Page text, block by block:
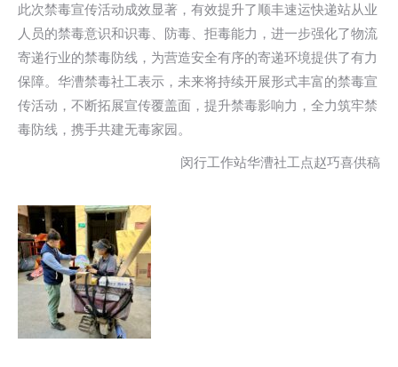
此次禁毒宣传活动成效显著，有效提升了顺丰速运快递站从业
人员的禁毒意识和识毒、防毒、拒毒能力，进一步强化了物流
寄递行业的禁毒防线，为营造安全有序的寄递环境提供了有力
保障。华漕禁毒社工表示，未来将持续开展形式丰富的禁毒宣
传活动，不断拓展宣传覆盖面，提升禁毒影响力，全力筑牢禁
毒防线，携手共建无毒家园。
闵行工作站华漕社工点赵巧喜供稿